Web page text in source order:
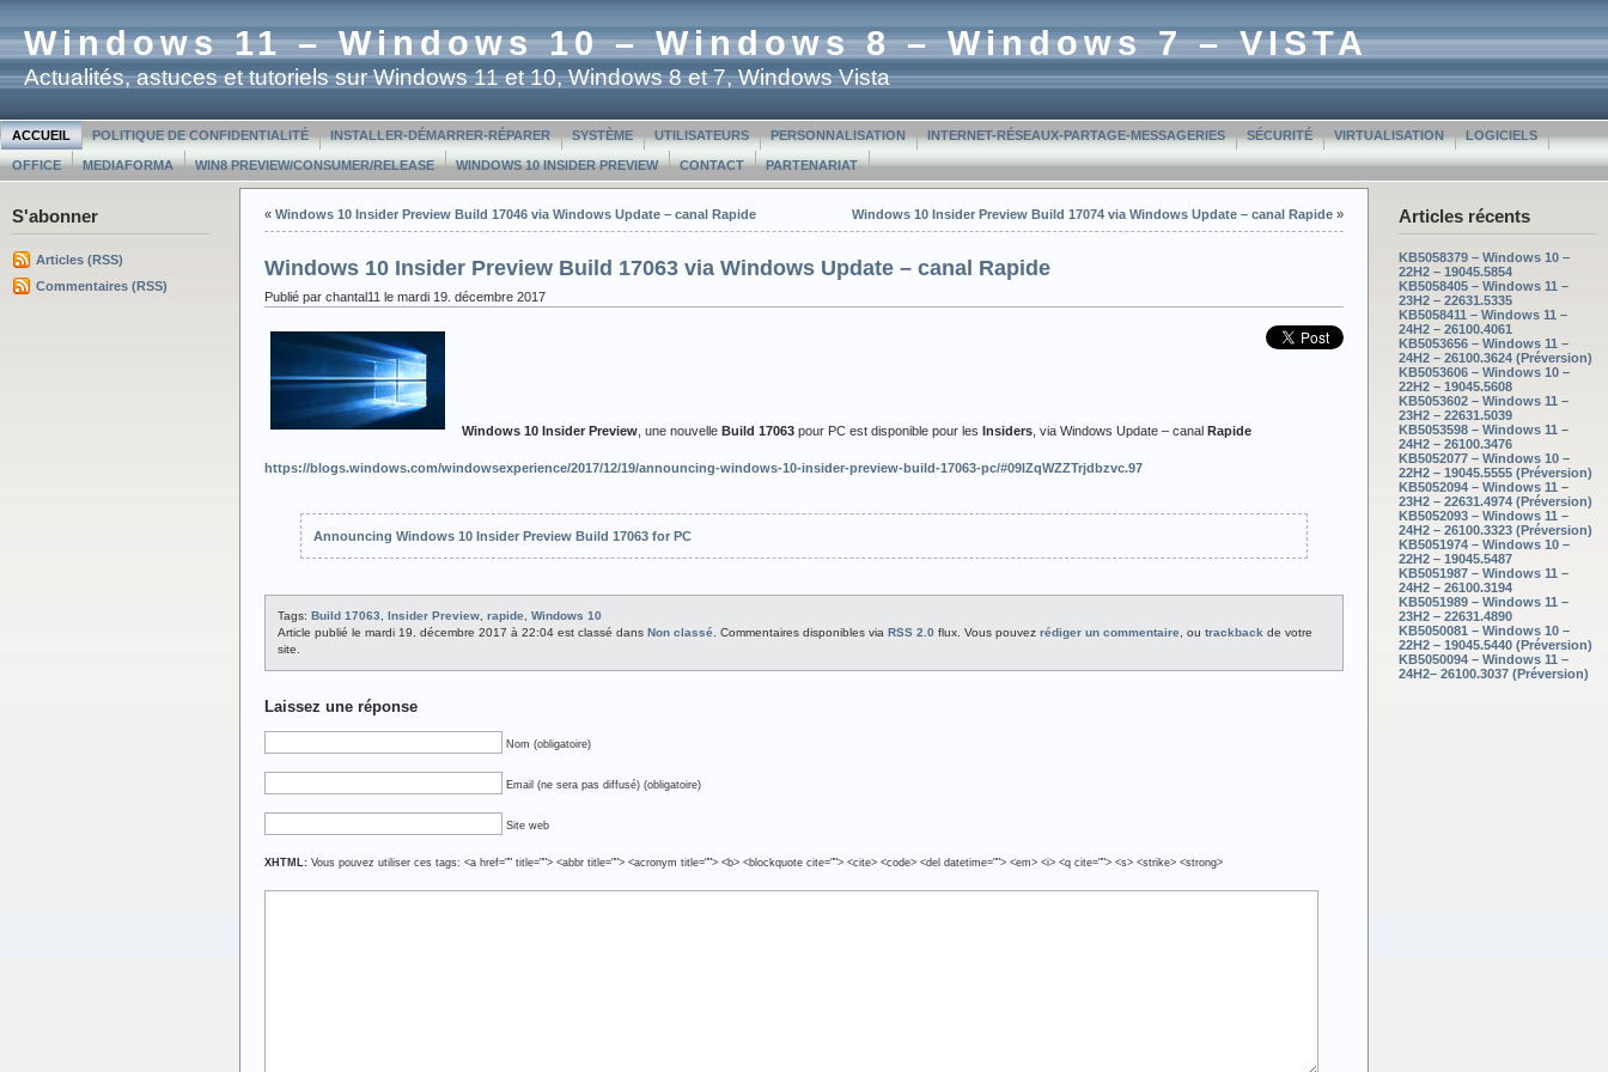
Windows 11 – Windows 10 – Windows 8 – Windows 7 – VISTA
Actualités, astuces et tutoriels sur Windows 11 et 10, Windows 8 et 7, Windows Vista
ACCUEIL POLITIQUE DE CONFIDENTIALITÉ INSTALLER-DÉMARRER-RÉPARER SYSTÈME UTILISATEURS PERSONNALISATION INTERNET-RÉSEAUX-PARTAGE-MESSAGERIES SÉCURITÉ VIRTUALISATION LOGICIELS
OFFICE MEDIAFORMA WIN8 PREVIEW/CONSUMER/RELEASE WINDOWS 10 INSIDER PREVIEW CONTACT PARTENARIAT
S'abonner
Articles (RSS)
Commentaires (RSS)
Articles récents
KB5058379 – Windows 10 –
22H2 – 19045.5854
KB5058405 – Windows 11 –
23H2 – 22631.5335
KB5058411 – Windows 11 –
24H2 – 26100.4061
KB5053656 – Windows 11 –
24H2 – 26100.3624 (Préversion)
KB5053606 – Windows 10 –
22H2 – 19045.5608
KB5053602 – Windows 11 –
23H2 – 22631.5039
KB5053598 – Windows 11 –
24H2 – 26100.3476
KB5052077 – Windows 10 –
22H2 – 19045.5555 (Préversion)
KB5052094 – Windows 11 –
23H2 – 22631.4974 (Préversion)
KB5052093 – Windows 11 –
24H2 – 26100.3323 (Préversion)
KB5051974 – Windows 10 –
22H2 – 19045.5487
KB5051987 – Windows 11 –
24H2 – 26100.3194
KB5051989 – Windows 11 –
23H2 – 22631.4890
KB5050081 – Windows 10 –
22H2 – 19045.5440 (Préversion)
KB5050094 – Windows 11 –
24H2– 26100.3037 (Préversion)
« Windows 10 Insider Preview Build 17046 via Windows Update – canal Rapide Windows 10 Insider Preview Build 17074 via Windows Update – canal Rapide »
Windows 10 Insider Preview Build 17063 via Windows Update – canal Rapide
Publié par chantal11 le mardi 19. décembre 2017
Windows 10 Insider Preview , une nouvelle Build 17063 pour PC est disponible pour les Insiders , via Windows Update – canal Rapide
https://blogs.windows.com/windowsexperience/2017/12/19/announcing-windows-10-insider-preview-build-17063-pc/#09lZqWZZTrjdbzvc.97
Announcing Windows 10 Insider Preview Build 17063 for PC
Tags: Build 17063 Insider Preview rapide
Windows 10
Article publié le mardi 19. décembre 2017 à 22:04 est classé dans Non classé . Commentaires disponibles via RSS 2.0 flux. Vous pouvez rédiger un commentaire , ou trackback de votre
site.
Laissez une réponse
Nom (obligatoire)
Email (ne sera pas diffusé) (obligatoire)
Site web
XHTML: Vous pouvez utiliser ces tags: <a href="" title=""> <abbr title=""> <acronym title=""> <b> <blockquote cite=""> <cite> <code> <del datetime=""> <em> <i> <q cite=""> <s> <strike> <strong>